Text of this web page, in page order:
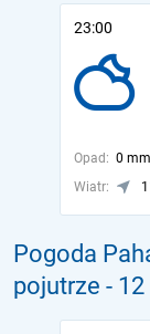
23:00
Opad: 0 mm
Wiatr:
Pogoda
pojutrze -